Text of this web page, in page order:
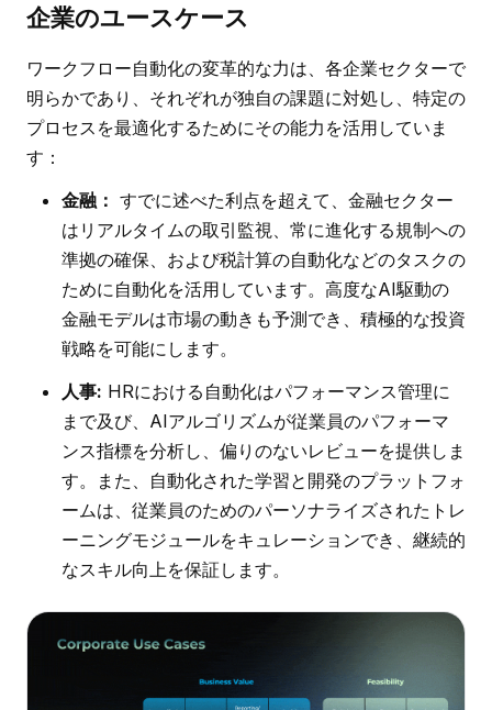
企業のユースケース
ワークフロー自動化の変革的な力は、各企業セクターで
明らかであり、それぞれが独自の課題に対処し、特定の
プロセスを最適化するためにその能力を活用していま
す：
金融： すでに述べた利点を超えて、金融セクター
はリアルタイムの取引監視、常に進化する規制への
準拠の確保、および税計算の自動化などのタスクの
ために自動化を活用しています。高度なAI駆動の
金融モデルは市場の動きも予測でき、積極的な投資
戦略を可能にします。
人事: HRにおける自動化はパフォーマンス管理に
まで及び、AIアルゴリズムが従業員のパフォーマ
ンス指標を分析し、偏りのないレビューを提供しま
す。また、自動化された学習と開発のプラットフォ
ームは、従業員のためのパーソナライズされたトレ
ーニングモジュールをキュレーションでき、継続的
なスキル向上を保証します。